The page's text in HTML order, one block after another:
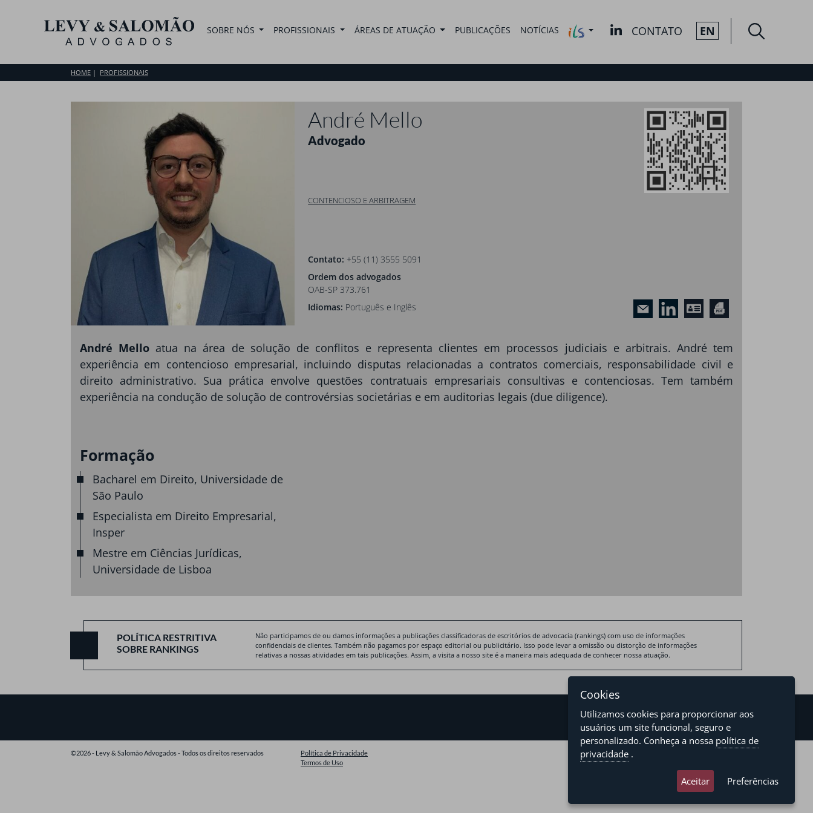
SOBRE NÓS PROFISSIONAIS ÁREAS DE ATUAÇÃO PUBLICAÇÕES NOTÍCIAS CONTATO EN
HOME PROFISSIONAIS
André Mello
Advogado
CONTENCIOSO E ARBITRAGEM
Contato: +55 (11) 3555 5091
Ordem dos advogados
OAB-SP 373.761
Idiomas: Português e Inglês
André Mello atua na área de solução de conflitos e representa clientes em processos judiciais e arbitrais. André tem
experiência em contencioso empresarial, incluindo disputas relacionadas a contratos comerciais, responsabilidade civil e
direito administrativo. Sua prática envolve questões contratuais empresariais consultivas e contenciosas. Tem também
experiência na condução de solução de controvérsias societárias e em auditorias legais (due diligence).
Formação
Bacharel em Direito, Universidade de
São Paulo
Especialista em Direito Empresarial,
Insper
Mestre em Ciências Jurídicas,
Universidade de Lisboa
POLÍTICA RESTRITIVA
SOBRE RANKINGS
Não participamos de ou damos informações a publicações classificadoras de escritórios de advocacia (rankings) com uso de informações
confidenciais de clientes. Também não pagamos por espaço editorial ou publicitário. Isso pode levar a omissão ou distorção de informações
relativas a nossas atividades em tais publicações. Assim, a visita a nosso site é a maneira mais adequada de conhecer nossa atuação.
©2026 - Levy & Salomão Advogados - Todos os direitos reservados
Política de Privacidade
Termos de Uso
Cookies
Utilizamos cookies para proporcionar aos
usuários um site funcional, seguro e
personalizado. Conheça a nossa política de
privacidade .
Aceitar Preferências